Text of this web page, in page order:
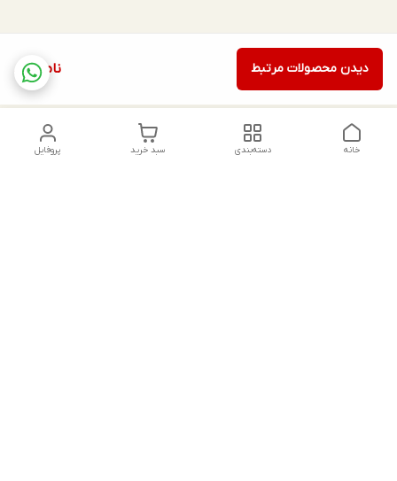
ناموجود دیدن محصولات مرتبط
پروفایل سبد خرید دسته‌بندی خانه